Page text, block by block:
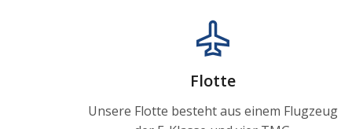
Flotte
Unsere Flotte besteht aus einem Flugzeug